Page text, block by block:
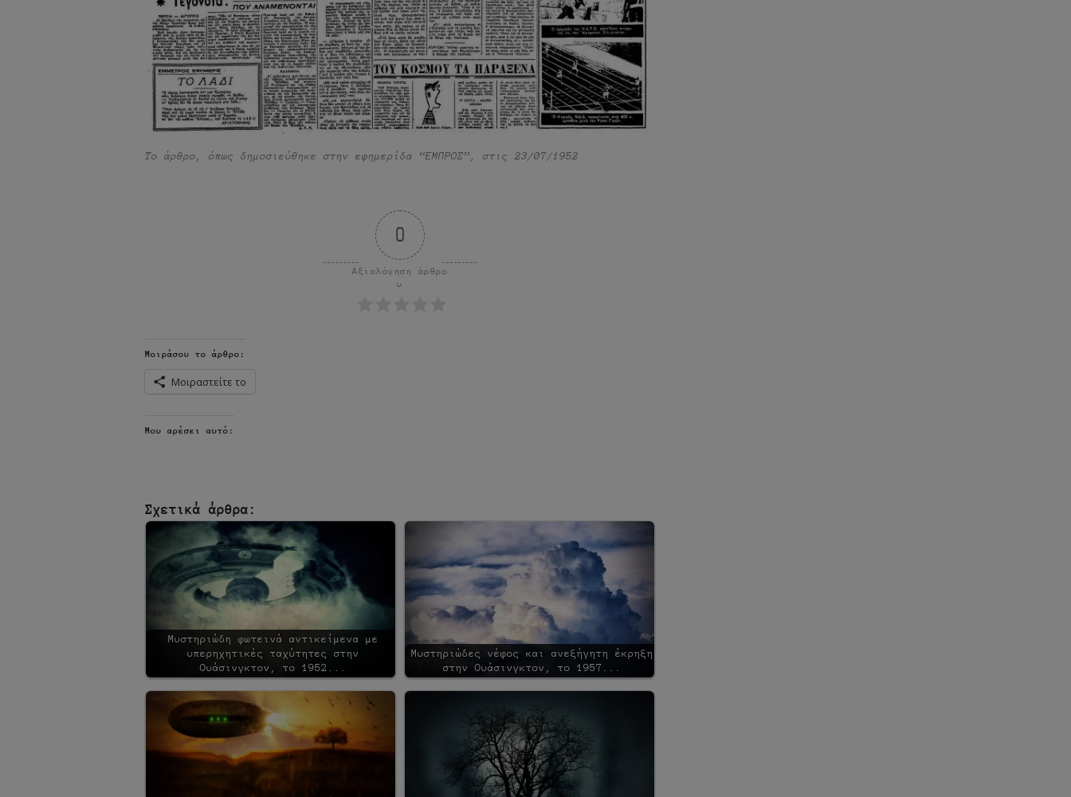
Το άρθρο, όπως δημοσιεύθηκε στην εφημερίδα “ΕΜΠΡΟΣ”, στις 23/07/1952
0
Αξιολόγηση άρθρο
υ
Μοιράσου το άρθρο:
Μοιραστείτε το
Μου αρέσει αυτό:
Σχετικά άρθρα:
Μυστηριώδη φωτεινά αντικείμενα με
υπερηχητικές ταχύτητες στην
Ουάσινγκτον, το 1952...
Μυστηριώδες νέφος και ανεξήγητη έκρηξη
στην Ουάσινγκτον, το 1957...